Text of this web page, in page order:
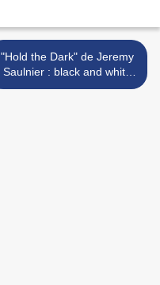
"Hold the Dark" de Jeremy
Saulnier : black and white
hell >